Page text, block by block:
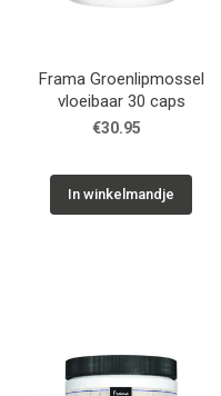
Frama Groenlipmossel
vloeibaar 30 caps
€30.95
In winkelmandje